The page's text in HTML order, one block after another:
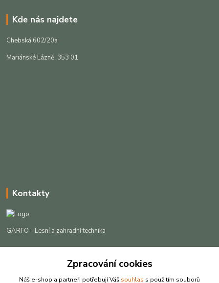
Kde nás najdete
Chebská 602/20a
Mariánské Lázně, 353 01
Kontakty
GARFO - Lesní a zahradní technika
+420 725 301 044
Zpracování cookies
Náš e-shop a partneři potřebují Váš souhlas s použitím souborů